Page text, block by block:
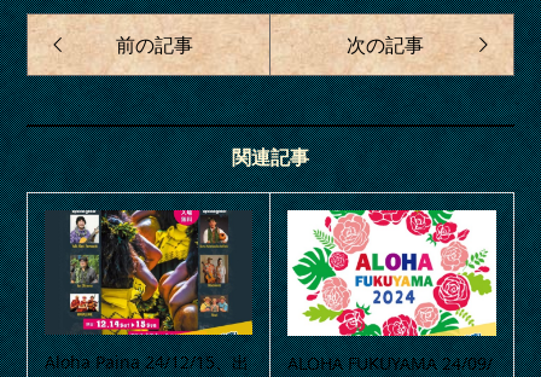
関連記事
Aloha Paina 24/12/15、出
ALOHA FUKUYAMA 24/09/